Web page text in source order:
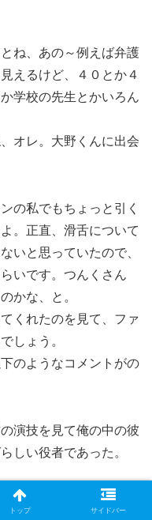
ね、あの～例えば弁護
えるけど、４０とか４
学校の先生とかいろん
オレ。大野くんに出会
の私でもちょっと引く
。正直、滑舌について
いと思っていたので、
いです。つんくさん
かな、と。
くれたのを見て、ファ
しょう。
のようなコメントがの
演技を見て俺の中の彼
しい役者であった。
ツイートしたが、「魔
トップ サイドバー